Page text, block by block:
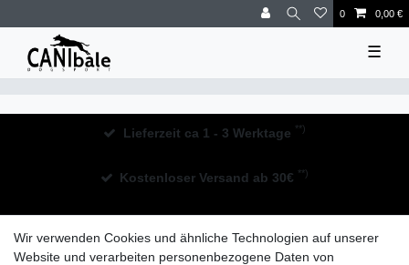
0 0,00 €
☰
Lieferzeit ca 1 - 3 Werktage **)
Kostenloser Versand ab 30€ **)
Wir verwenden Cookies und ähnliche Technologien auf unserer
Website und verarbeiten personenbezogene Daten von